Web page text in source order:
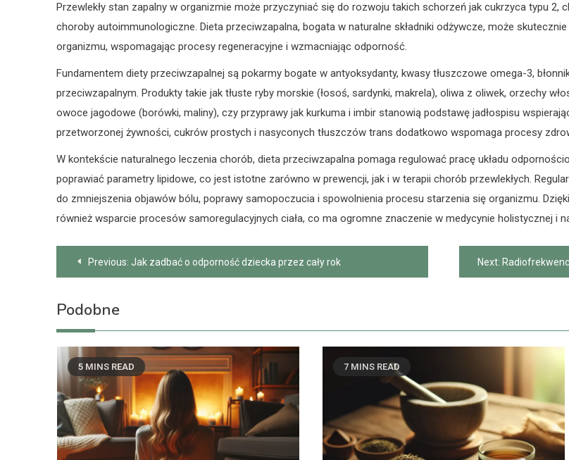
Przewlekły stan zapalny w organizmie może przyczyniać się do rozwoju takich schorzeń jak cukrzyca typu
choroby autoimmunologiczne. Dieta przeciwzapalna, bogata w naturalne składniki odżywcze, może
organizmu, wspomagając procesy regeneracyjne i wzmacniając odporność.
Fundamentem diety przeciwzapalnej są pokarmy bogate w antyoksydanty, kwasy tłuszczowe omega-3,
przeciwzapalnym. Produkty takie jak tłuste ryby morskie (łosoś, sardynki, makrela), oliwa z oliwek, orzechy
owoce jagodowe (borówki, maliny), czy przyprawy jak kurkuma i imbir stanowią podstawę jadłospisu
przetworzonej żywności, cukrów prostych i nasyconych tłuszczów trans dodatkowo wspomaga procesy
W kontekście naturalnego leczenia chorób, dieta przeciwzapalna pomaga regulować pracę układu
poprawiać parametry lipidowe, co jest istotne zarówno w prewencji, jak i w terapii chorób przewlekłych.
do zmniejszenia objawów bólu, poprawy samopoczucia i spowolnienia procesu starzenia się organizmu.
również wsparcie procesów samoregulacyjnych ciała, co ma ogromne znaczenie w medycynie holistycznej i
Nawigacja
Previous: Jak zadbać o odporność dziecka przez cały rok Next:
Podobne
5 MINS READ 7 MINS READ